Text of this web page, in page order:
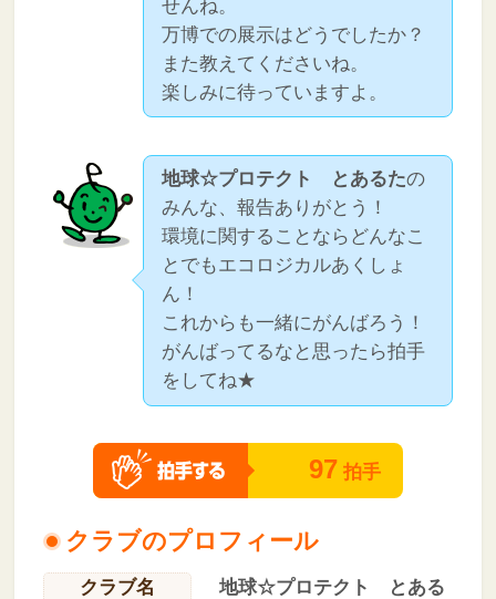
せんね。
万博での展示はどうでしたか？
また教えてくださいね。
楽しみに待っていますよ。
地球☆プロテクト とあるたの
みんな、報告ありがとう！
環境に関することならどんなこ
とでもエコロジカルあくしょ
ん！
これからも一緒にがんばろう！
がんばってるなと思ったら拍手
をしてね★
97 拍手
クラブのプロフィール
クラブ名
地球☆プロテクト とある